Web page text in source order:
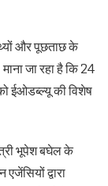
और पूछताछ के
जा रहा है कि 24
ईओडब्ल्यू की विशेष
भूपेश बघेल के
द्वारा